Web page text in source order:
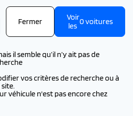
(6)
(2026) (34)
TOLE (2026) (11)
(15)
(2026) (1)
Fermer
Voir
les 0voitures
il semble qu’il n’y ait pas de
vos critères de recherche ou à
véhicule n'est pas encore chez